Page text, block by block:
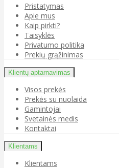
Pristatymas
Apie mus
Kaip pirkti?
Taisyklės
Privatumo politika
Prekių grąžinimas
Klientų aptarnavimas
Visos prekės
Prekės su nuolaida
Gamintojai
Svetainės medis
Kontaktai
Klientams
Klientams